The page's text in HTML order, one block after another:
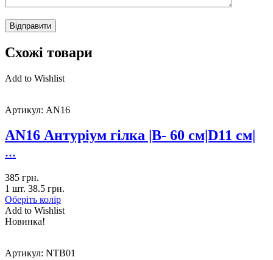
Схожі товари
Add to Wishlist
Артикул: AN16
AN16 Антуріум гілка |В- 60 см|D11 см|
...
385 грн.
1 шт. 38.5 грн.
Оберіть колір
Add to Wishlist
Новинка!
Артикул: NTB01